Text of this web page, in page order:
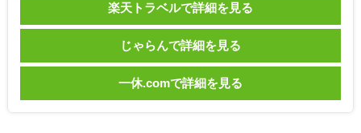
楽天トラベルで詳細を見る
じゃらんで詳細を見る
一休.comで詳細を見る